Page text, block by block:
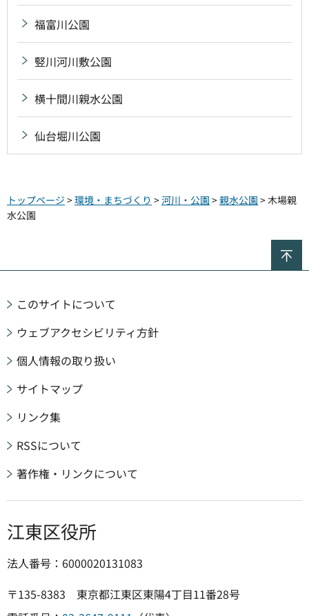
福富川公園
竪川河川敷公園
横十間川親水公園
仙台堀川公園
トップページ >環境・まちづくり >河川・公園 >親水公園 > 木場親
水公園
このサイトについて
ウェブアクセシビリティ方針
個人情報の取り扱い
サイトマップ
リンク集
RSSについて
著作権・リンクについて
江東区役所
法人番号：6000020131083
〒135-8383 東京都江東区東陽4丁目11番28号